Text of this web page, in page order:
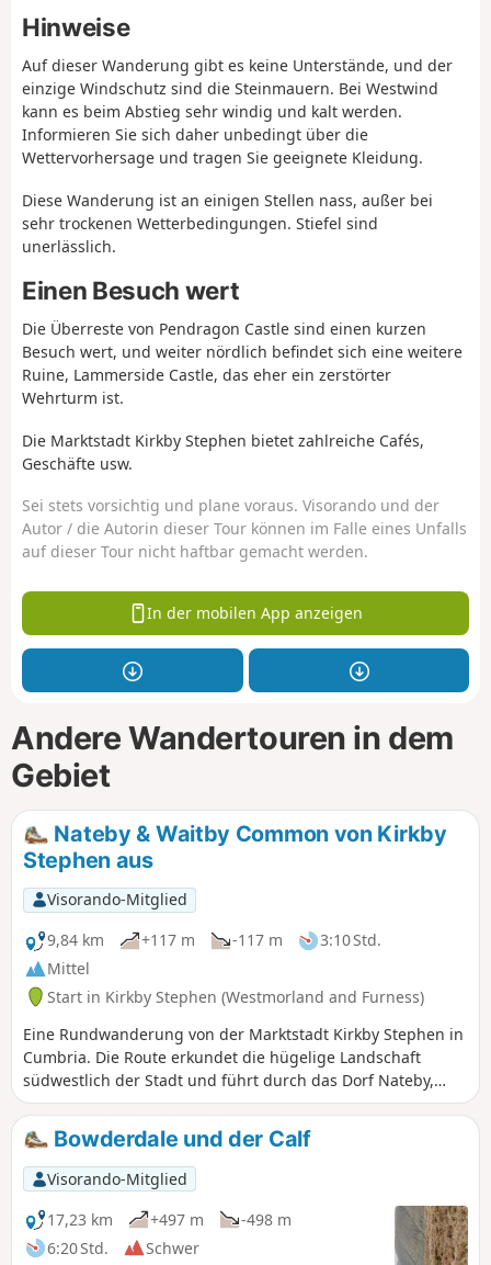
Hinweise
Auf dieser Wanderung gibt es keine Unterstände, und der
einzige Windschutz sind die Steinmauern. Bei Westwind
kann es beim Abstieg sehr windig und kalt werden.
Informieren Sie sich daher unbedingt über die
Wettervorhersage und tragen Sie geeignete Kleidung.
Diese Wanderung ist an einigen Stellen nass, außer bei
sehr trockenen Wetterbedingungen. Stiefel sind
unerlässlich.
Einen Besuch wert
Die Überreste von Pendragon Castle sind einen kurzen
Besuch wert, und weiter nördlich befindet sich eine weitere
Ruine, Lammerside Castle, das eher ein zerstörter
Wehrturm ist.
Die Marktstadt Kirkby Stephen bietet zahlreiche Cafés,
Geschäfte usw.
Sei stets vorsichtig und plane voraus. Visorando und der
Autor / die Autorin dieser Tour können im Falle eines Unfalls
auf dieser Tour nicht haftbar gemacht werden.
In der mobilen App anzeigen
Andere Wandertouren in dem
Gebiet
Nateby & Waitby Common von Kirkby
Stephen aus
Visorando-Mitglied
9,84 km
+117 m -117 m
3:10 Std.
Mittel
Start in Kirkby Stephen (Westmorland and Furness)
Eine Rundwanderung von der Marktstadt Kirkby Stephen in
Cumbria. Die Route erkundet die hügelige Landschaft
südwestlich der Stadt und führt durch das Dorf Nateby,
bevor sie in der Nähe von Wharton Hall und über Waitby
Common zurück zum Ausgangspunkt führt.
Bowderdale und der Calf
Visorando-Mitglied
17,23 km
+497 m
-498 m
6:20 Std.
Schwer